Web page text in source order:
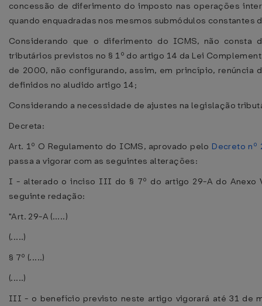
concessão de diferimento do imposto nas operações
quando enquadradas nos mesmos submódulos constantes
Considerando que o diferimento do ICMS, não consta
tributários previstos no § 1º do artigo 14 da Lei
de 2000, não configurando, assim, em princípio, renúncia
definidos no aludido artigo 14;
Considerando a necessidade de ajustes na legislação
Decreta:
Art. 1º O Regulamento do ICMS, aprovado pelo Decreto nº
passa a vigorar com as seguintes alterações:
I - alterado o inciso III do § 7º do artigo 29-A do Anexo
seguinte redação:
"Art. 29-A (.....)
(.....)
§ 7º (.....)
(.....)
III - o benefício previsto neste artigo vigorará até 31 de